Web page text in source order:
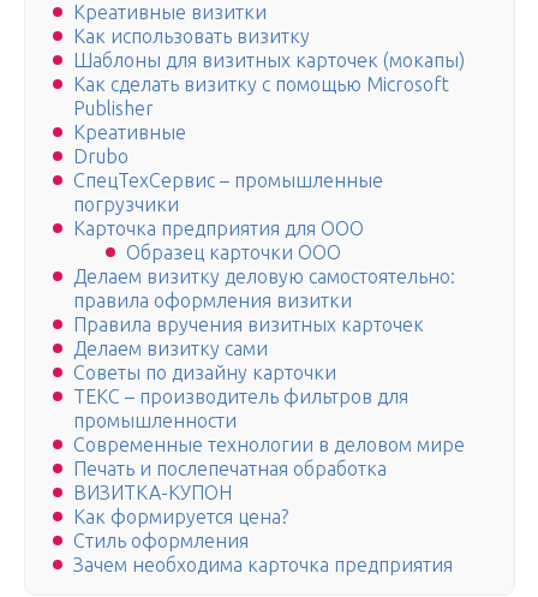
Креативные визитки
Как использовать визитку
Шаблоны для визитных карточек (мокапы)
Как сделать визитку с помощью Microsoft
Publisher
Креативные
Drubo
СпецТехСервис – промышленные
погрузчики
Карточка предприятия для ООО
Образец карточки ООО
Делаем визитку деловую самостоятельно:
правила оформления визитки
Правила вручения визитных карточек
Делаем визитку сами
Советы по дизайну карточки
ТЕКС – производитель фильтров для
промышленности
Современные технологии в деловом мире
Печать и послепечатная обработка
ВИЗИТКА-КУПОН
Как формируется цена?
Стиль оформления
Зачем необходима карточка предприятия